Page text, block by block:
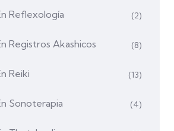
Reflexología (2)
Registros Akashicos (8)
Reiki (13)
Sonoterapia (4)